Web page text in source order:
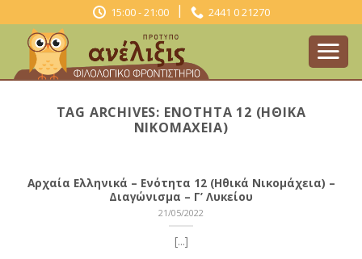
to
content
15:00 - 21:00 | 2441 0 21270
TAG ARCHIVES: ΕΝΌΤΗΤΑ 12 (ΗΘΙΚΆ
ΝΙΚΟΜΆΧΕΙΑ)
Αρχαία Ελληνικά – Ενότητα 12 (Ηθικά Νικομάχεια) –
Διαγώνισμα – Γ’ Λυκείου
21/05/2022
[...]